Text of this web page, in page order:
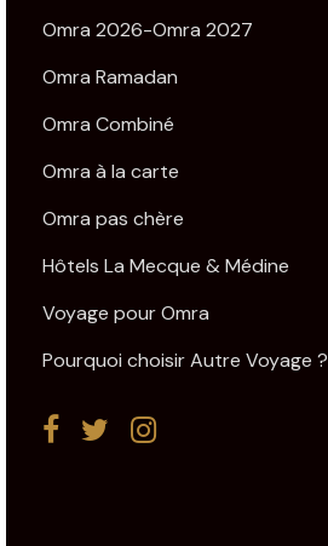
Omra 2026-Omra 2027
Omra Ramadan
Omra Combiné
Omra à la carte
Omra pas chère
Hôtels La Mecque & Médine
Voyage pour Omra
Pourquoi choisir Autre Voyage ?